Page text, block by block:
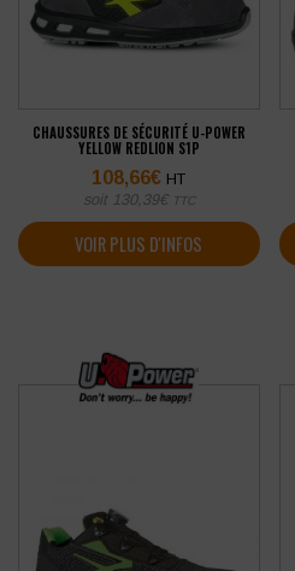
CHAUSSURES DE SÉCURITÉ U-POWER
YELLOW REDLION S1P
108,66€ HT
soit 130,39€ TTC
VOIR PLUS D'INFOS